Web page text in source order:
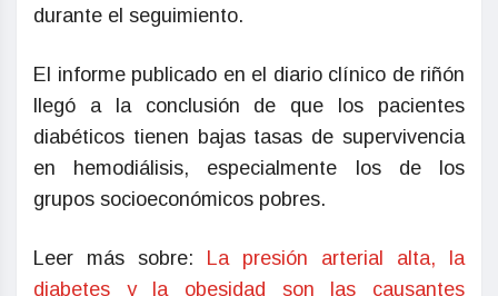
durante el seguimiento.
El informe publicado en el diario clínico de riñón
llegó a la conclusión de que los pacientes
diabéticos tienen bajas tasas de supervivencia
en hemodiálisis, especialmente los de los
grupos socioeconómicos pobres.
Leer más sobre: La presión arterial alta, la
diabetes y la obesidad son las causantes